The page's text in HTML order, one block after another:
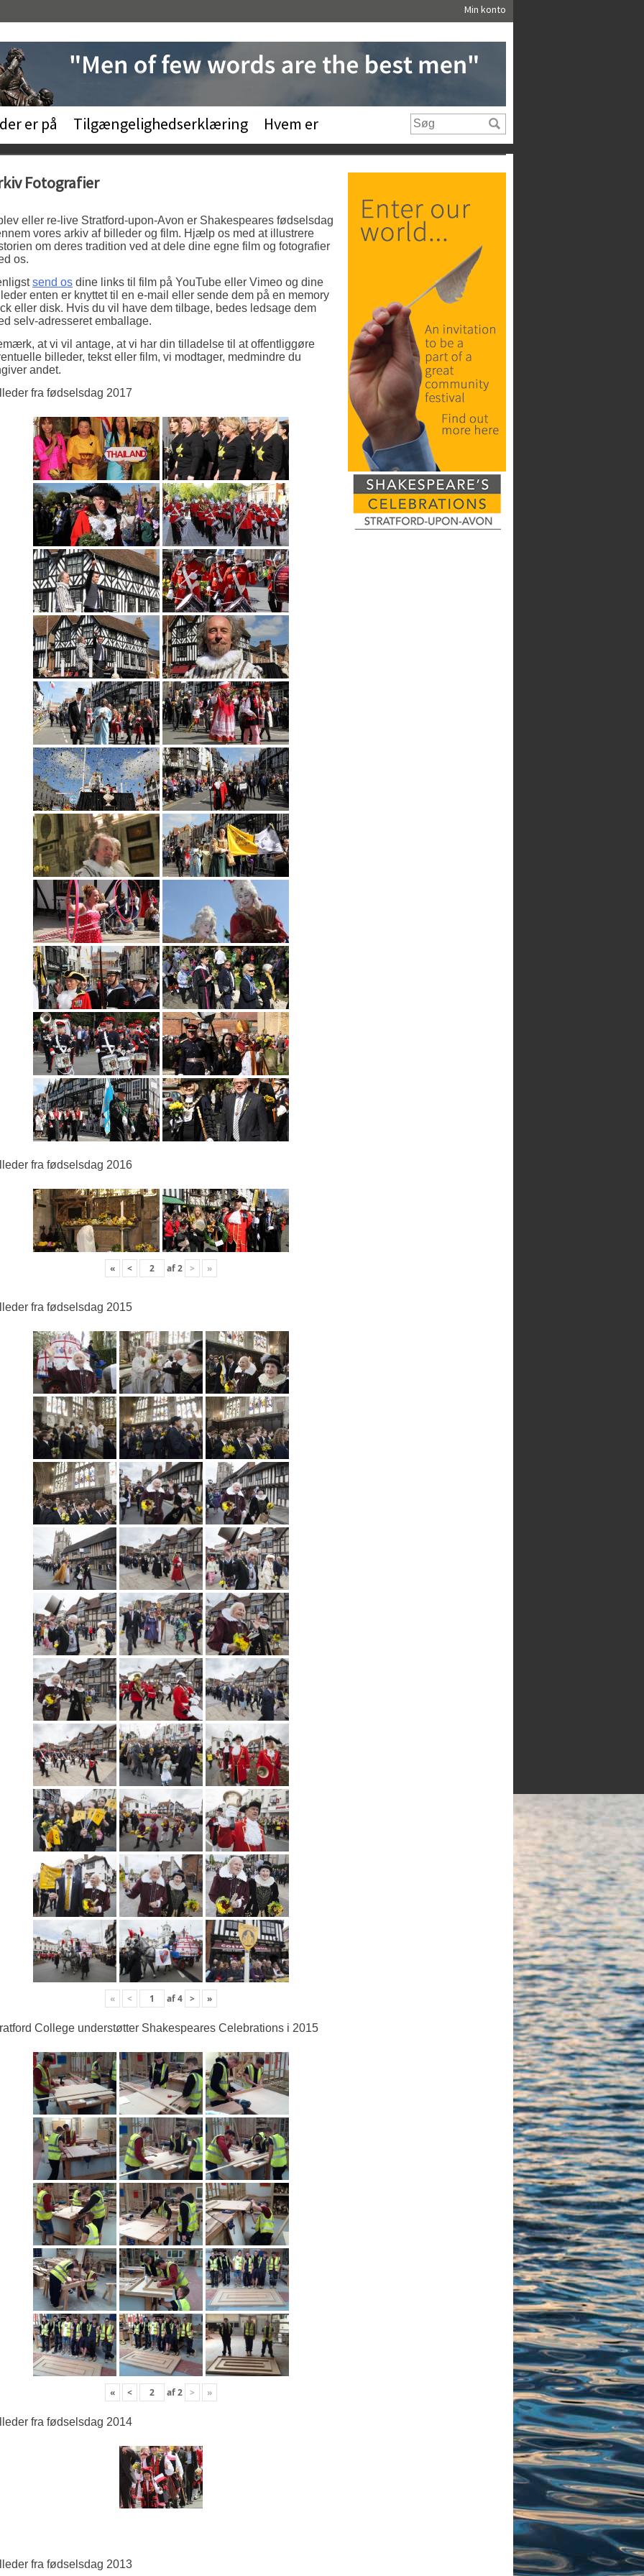
Min konto
er på Tilgængelighedserklæring Hvem er
Fotografier
eller re-live Stratford-upon-Avon er Shakespeares fødselsdag
vores arkiv af billeder og film. Hjælp os med at illustrere
om deres tradition ved at dele dine egne film og fotografier
os.
send os dine links til film på YouTube eller Vimeo og dine
enten er knyttet til en e-mail eller sende dem på en memory
eller disk. Hvis du vil have dem tilbage, bedes ledsage dem
selv-adresseret emballage.
at vi vil antage, at vi har din tilladelse til at offentliggøre
billeder, tekst eller film, vi modtager, medmindre du
andet.
fra fødselsdag 2017
fra fødselsdag 2016
« < af2 > »
fra fødselsdag 2015
« < af4 > »
College understøtter Shakespeares Celebrations i 2015
« < af2 > »
fra fødselsdag 2014
fra fødselsdag 2013